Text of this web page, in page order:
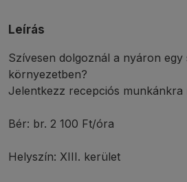
Leírás
Szívesen dolgoznál a nyáron egy
környezetben?
Jelentkezz recepciós munkánkra
Bér: br. 2 100 Ft/óra
Helyszín: XIII. kerület